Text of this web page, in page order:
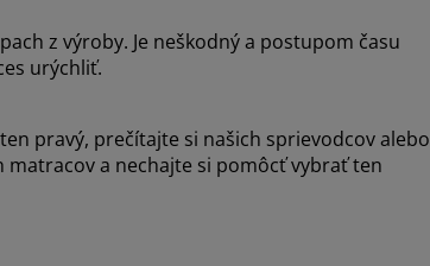
z výroby. Je neškodný a postupom času
urýchliť.
pravý, prečítajte si našich sprievodcov alebo
matracov a nechajte si pomôcť vybrať ten